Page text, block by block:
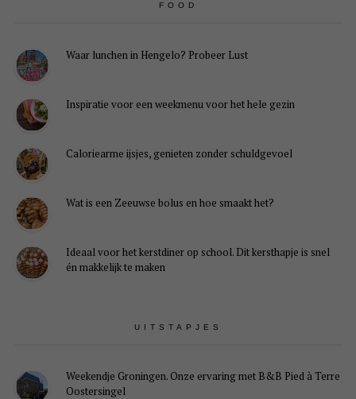
FOOD
Waar lunchen in Hengelo? Probeer Lust
Inspiratie voor een weekmenu voor het hele gezin
Caloriearme ijsjes, genieten zonder schuldgevoel
Wat is een Zeeuwse bolus en hoe smaakt het?
Ideaal voor het kerstdiner op school. Dit kersthapje is snel
én makkelijk te maken
UITSTAPJES
Weekendje Groningen. Onze ervaring met B&B Pied à Terre
Oostersingel